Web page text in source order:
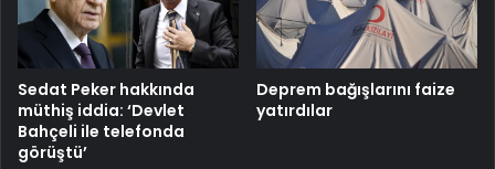
Sedat Peker hakkında
müthiş iddia: ‘Devlet
Bahçeli ile telefonda
görüştü’
Deprem bağışlarını faize
yatırdılar